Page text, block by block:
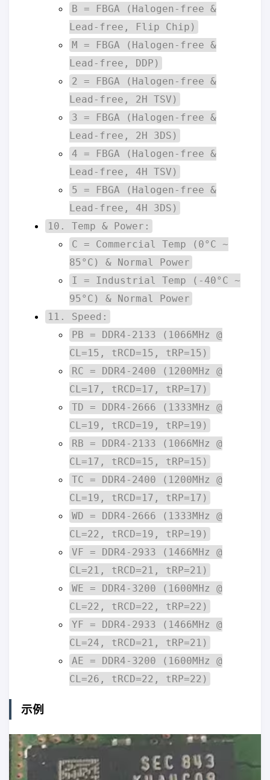
B = FBGA (Halogen-free &
Lead-free, Flip Chip)
M = FBGA (Halogen-free &
Lead-free, DDP)
2 = FBGA (Halogen-free &
Lead-free, 2H TSV)
3 = FBGA (Halogen-free &
Lead-free, 2H 3DS)
4 = FBGA (Halogen-free &
Lead-free, 4H TSV)
5 = FBGA (Halogen-free &
Lead-free, 4H 3DS)
10. Temp & Power:
C = Commercial Temp (0°C ~
85°C) & Normal Power
I = Industrial Temp (-40°C ~
95°C) & Normal Power
11. Speed:
PB = DDR4-2133 (1066MHz @
CL=15, tRCD=15, tRP=15)
RC = DDR4-2400 (1200MHz @
CL=17, tRCD=17, tRP=17)
TD = DDR4-2666 (1333MHz @
CL=19, tRCD=19, tRP=19)
RB = DDR4-2133 (1066MHz @
CL=17, tRCD=15, tRP=15)
TC = DDR4-2400 (1200MHz @
CL=19, tRCD=17, tRP=17)
WD = DDR4-2666 (1333MHz @
CL=22, tRCD=19, tRP=19)
VF = DDR4-2933 (1466MHz @
CL=21, tRCD=21, tRP=21)
WE = DDR4-3200 (1600MHz @
CL=22, tRCD=22, tRP=22)
YF = DDR4-2933 (1466MHz @
CL=24, tRCD=21, tRP=21)
AE = DDR4-3200 (1600MHz @
CL=26, tRCD=22, tRP=22)
示例